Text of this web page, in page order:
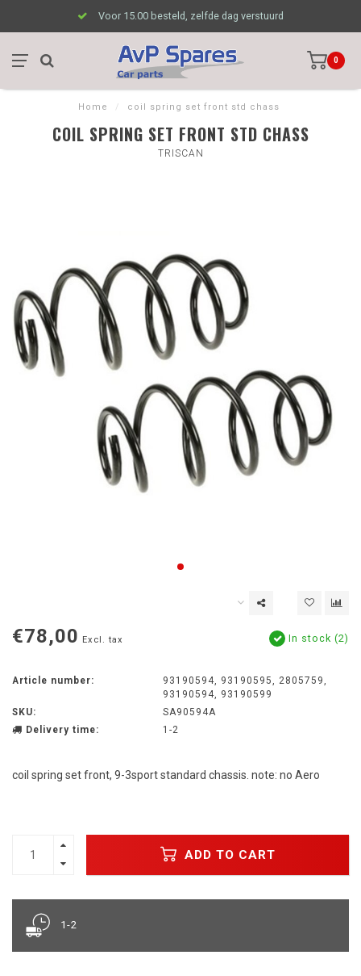
Voor 15.00 besteld, zelfde dag verstuurd
0
Home / coil spring set front std chass
COIL SPRING SET FRONT STD CHASS
TRISCAN
€78,00 Excl. tax In stock (2)
Article number:
93190594, 93190595, 2805759,
93190594, 93190599
SKU:
SA90594A
Delivery time:
1-2
coil spring set front, 9-3sport standard chassis. note: no Aero
ADD TO CART
1-2